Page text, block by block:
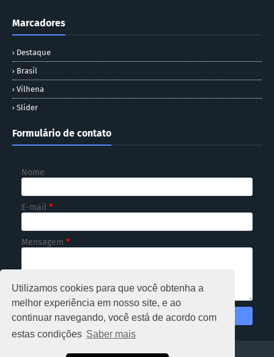
Utilizamos cookies para que você obtenha a
melhor experiência em nosso site, e ao
continuar navegando, você está de acordo com
estas condições Saber mais
Marcadores
Destaque
Brasil
Vilhena
Slider
Formulário de contato
Nome
E-mail *
Mensagem *